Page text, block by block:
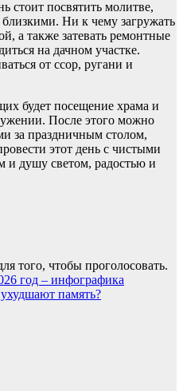
стоит посвятить молитве,
Ни к чему загружать
а также затевать ремонтные
на дачном участке.
от ссор, ругани и
будет посещение храма и
После этого можно
за праздничным столом,
этот день с чистыми
и душу светом, радостью и
того, чтобы проголосовать.
год – инфографика
память?